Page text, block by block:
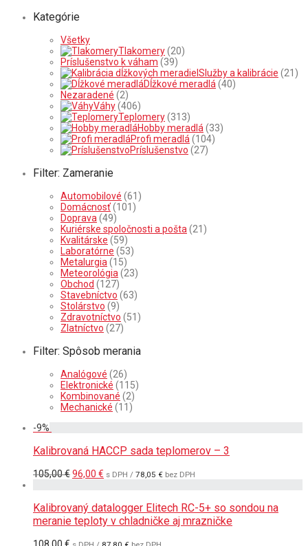
Kategórie
Všetky
Tlakomery(20)
Príslušenstvo k váham (39)
Služby a kalibrácie (21)
Dĺžkové meradlá (40)
Nezaradené (2)
Váhy(406)
Teplomery(313)
Hobby meradlá (33)
Profi meradlá (104)
Príslušenstvo (27)
Filter: Zameranie
Automobilové (61)
Domácnosť(101)
Doprava (49)
Kuriérske spoločnosti a pošta (21)
Kvalitárske (59)
Laboratórne (53)
Metalurgia (15)
Meteorológia (23)
Obchod (127)
Stavebníctvo (63)
Stolárstvo (9)
Zdravotníctvo (51)
Zlatníctvo (27)
Filter: Spôsob merania
Analógové (26)
Elektronické (115)
Kombinované (2)
Mechanické (11)
-9%
Kalibrovaná HACCP sada teplomerov – 3
105,00€Pôvodná
105,00 €.
96,00 € Aktuálna
96,00 €.
s DPH / 78,05 € bez DPH
Kalibrovaný datalogger Elitech RC-5+ so sondou na
meranie teploty v chladničke aj mrazničke
108,00 €